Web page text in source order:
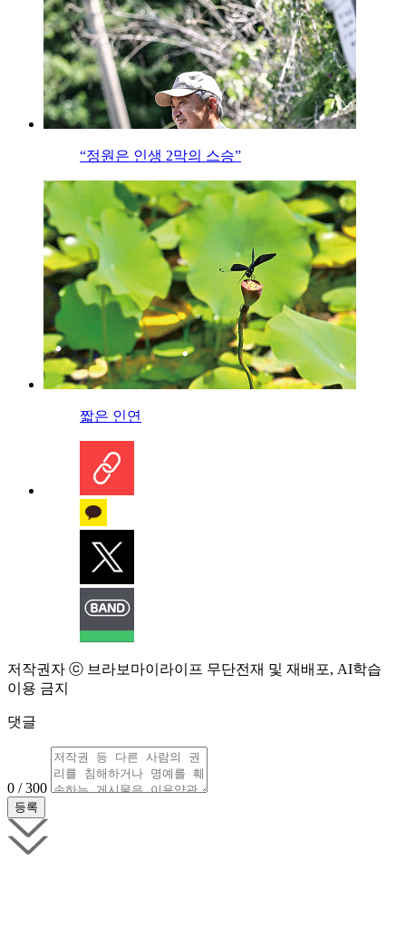
“정원은 인생 2막의 스승”
짧은 인연
저작권자 ⓒ 브라보마이라이프 무단전재 및 재배포, AI학습
이용 금지
댓글
0 / 300